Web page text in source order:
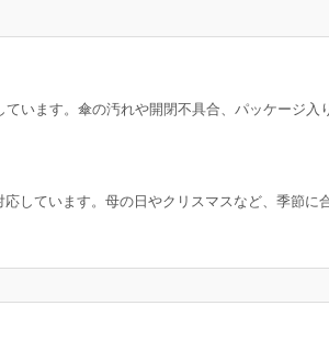
います。傘の汚れや開閉不具合、パッケージ入
しています。母の日やクリスマスなど、季節に